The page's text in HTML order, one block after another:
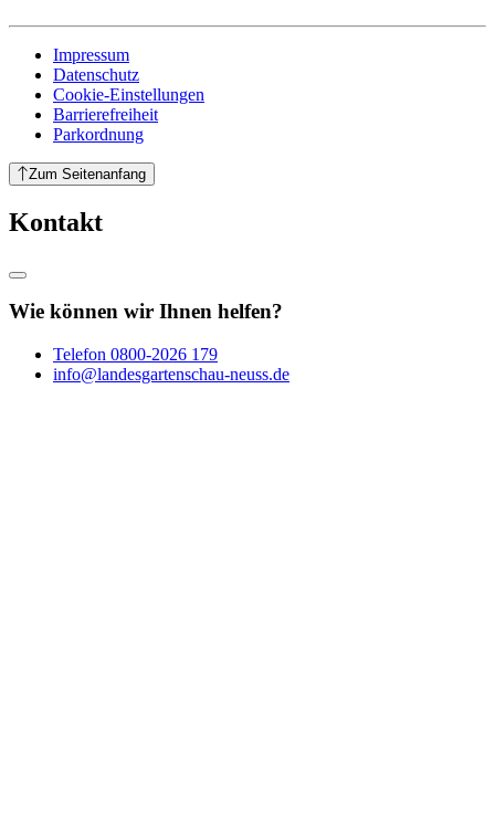
Impressum
Datenschutz
Cookie-Einstellungen
Barrierefreiheit
Parkordnung
Zum Seitenanfang
Kontakt
Wie können wir Ihnen helfen?
Telefon 0800-2026 179
info@landesgartenschau-neuss.de